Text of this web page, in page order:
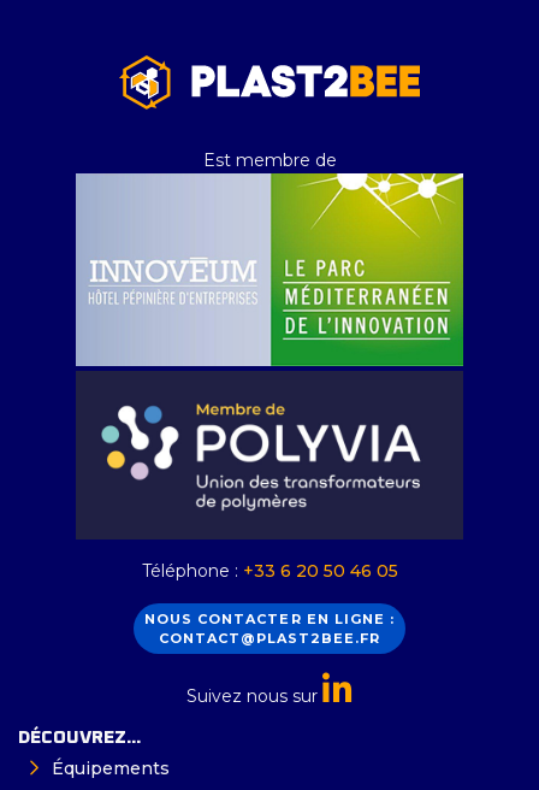
Est membre de
Téléphone : +33 6 20 50 46 05
NOUS CONTACTER EN LIGNE :
CONTACT@PLAST2BEE.FR
Suivez nous sur
DÉCOUVREZ...
Équipements